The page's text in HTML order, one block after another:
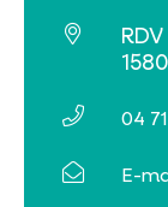
04
E-